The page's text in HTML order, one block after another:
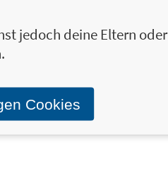
jedoch deine Eltern oder
Cookies